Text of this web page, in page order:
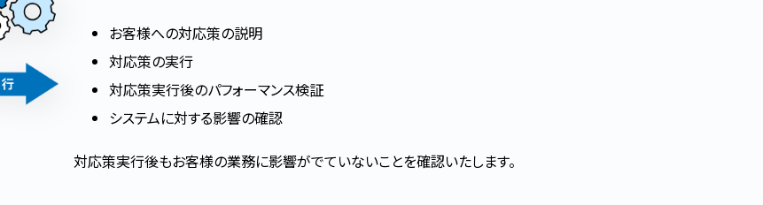
お客様への対応策の説明
対応策の実行
対応策実行後のパフォーマンス検証
システムに対する影響の確認
対応策実行後もお客様の業務に影響がでていないことを確認いたします。